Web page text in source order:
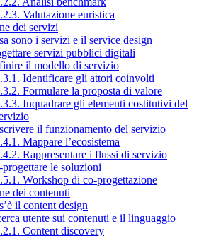
Valutazione euristica
dei servizi
sono i servizi e il service design
servizi pubblici digitali
il modello di servizio
Identificare gli attori coinvolti
Formulare la proposta di valore
Inquadrare gli elementi costitutivi del
il funzionamento del servizio
Mappare l’ecosistema
Rappresentare i flussi di servizio
le soluzioni
Workshop di co-progettazione
dei contenuti
il content design
utente sui contenuti e il linguaggio
Content discovery